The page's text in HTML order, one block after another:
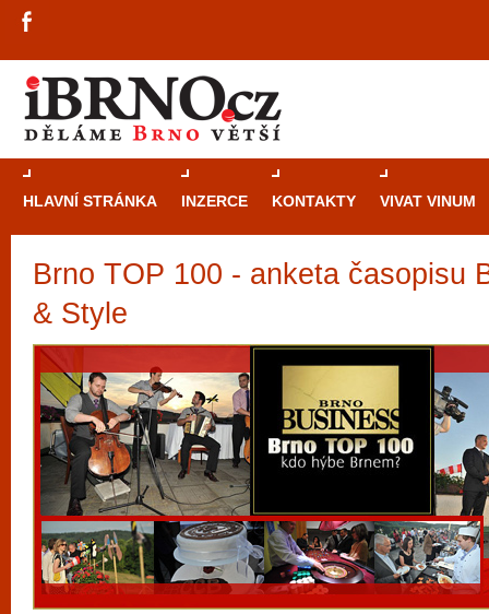
HLAVNÍ STRÁNKA INZERCE KONTAKTY VIVAT VINUM
Brno TOP 100 - anketa časopisu
& Style
Průvodce
automaty
Brno je
zajímavé
restaurace,
Mimo jiné je ale také místem, kde si
vyzkoušet různé kasinové hry. V
metropoli naleznete širokou nabídku her
po moderní automaty jak pro pravidelné
příležitostné hráče. V...